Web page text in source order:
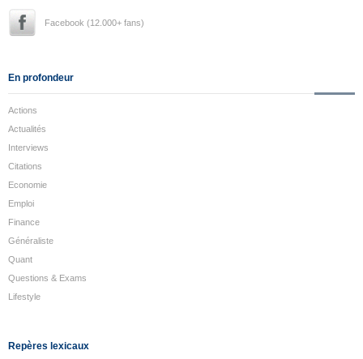
Facebook (12.000+ fans)
En profondeur
Actions
Actualités
Interviews
Citations
Economie
Emploi
Finance
Généraliste
Quant
Questions & Exams
Lifestyle
Repères lexicaux